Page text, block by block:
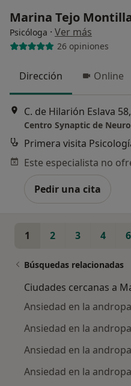
Marina Tejo
Psicóloga · Ver más
26 opiniones
Dirección Online
C. de Hilarión Eslava
Primera visita
Pedir una cita
1 2 3 4 6
Búsquedas relacionadas
Ciudades cercanas a
Ansiedad en la
Ansiedad en la
Ansiedad en la
Ansiedad en la